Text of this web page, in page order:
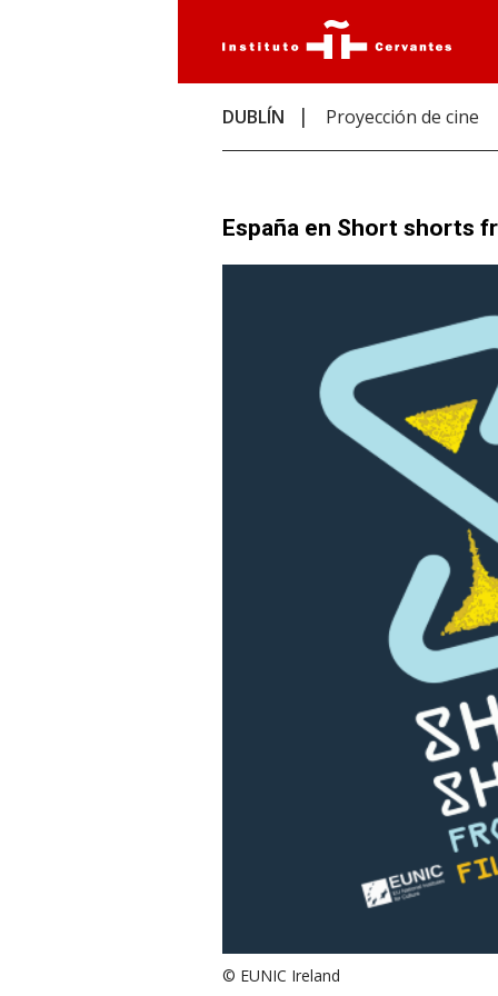
DUBLÍN Proyección de cine
España en Short shorts
© EUNIC Ireland